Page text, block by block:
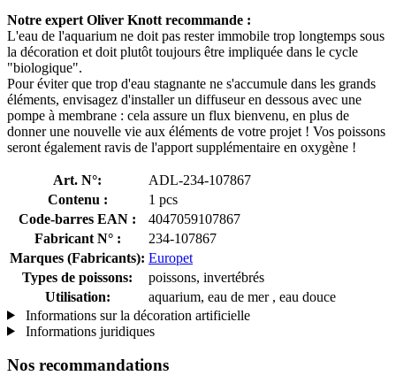
Notre expert Oliver Knott recommande :
L'eau de l'aquarium ne doit pas rester immobile trop longtemps sous
la décoration et doit plutôt toujours être impliquée dans le cycle
"biologique".
Pour éviter que trop d'eau stagnante ne s'accumule dans les grands
éléments, envisagez d'installer un diffuseur en dessous avec une
pompe à membrane : cela assure un flux bienvenu, en plus de
donner une nouvelle vie aux éléments de votre projet ! Vos poissons
seront également ravis de l'apport supplémentaire en oxygène !
Art. N°:
ADL-234-107867
Contenu :
1 pcs
Code-barres EAN :
4047059107867
Fabricant N° :
234-107867
Marques (Fabricants): Europet
Types de poissons:
poissons, invertébrés
Utilisation:
aquarium, eau de mer , eau douce
Informations sur la décoration artificielle
Informations juridiques
Nos recommandations